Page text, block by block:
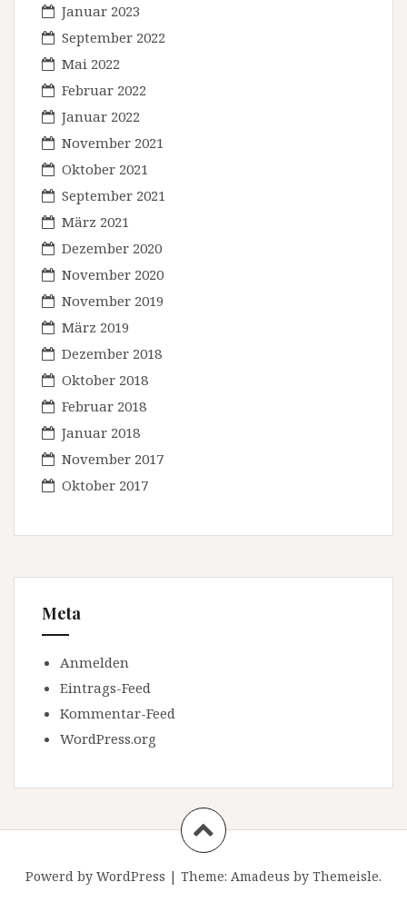
Januar 2023
September 2022
Mai 2022
Februar 2022
Januar 2022
November 2021
Oktober 2021
September 2021
März 2021
Dezember 2020
November 2020
November 2019
März 2019
Dezember 2018
Oktober 2018
Februar 2018
Januar 2018
November 2017
Oktober 2017
Meta
Anmelden
Eintrags-Feed
Kommentar-Feed
WordPress.org
Powerd by WordPress | Theme: Amadeus by Themeisle.